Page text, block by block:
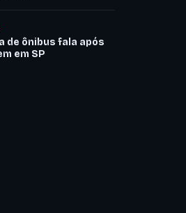
de ônibus fala após
em SP